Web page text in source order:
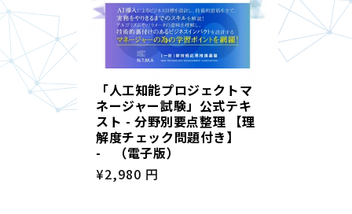
「人工知能プロジェクトマ
ネージャー試験」公式テキ
スト - 分野別要点整理 【理
解度チェック問題付き】
- （電子版）
通
¥2,980 円